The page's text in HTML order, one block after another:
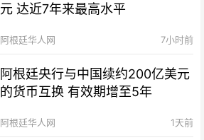
元 达近7年来最高水平
阿根廷华人网 7小时前
阿根廷央行与中国续约200亿美元
的货币互换 有效期增至5年
阿根廷华人网 1天前